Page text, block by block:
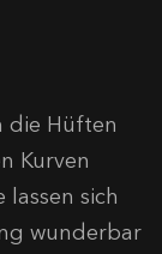
die Hüften
Kurven
sich
wunderbar